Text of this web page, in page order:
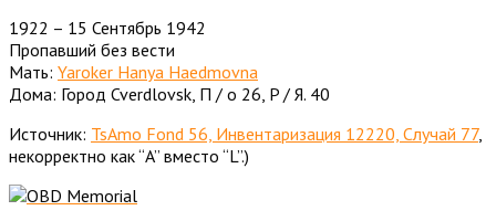
1922 – 15 Сентябрь 1942
Пропавший без вести
Мать: Yaroker Hanya Haedmovna
Дома: Город Cverdlovsk, П / о 26, P / Я. 40
Источник: TsAmo Fond 56, Инвентаризация 12220, Случай 77,
некорректно как “A” вместо “L”.)